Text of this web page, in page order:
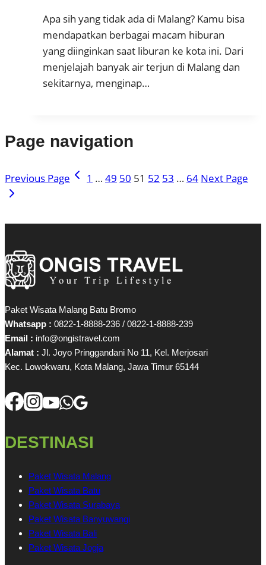
Apa sih yang tidak ada di Malang? Kamu bisa
mendapatkan berbagai macam hiburan
yang diinginkan saat liburan ke kota ini. Dari
menjelajah banyak air terjun di Malang dan
sekitarnya, menginap…
Page navigation
Previous Page 1 … 49 50 51 52 53 … 64 Next Page
Paket Wisata Malang Batu Bromo
Whatsapp : 0822-1-8888-236 / 0822-1-8888-239
Email : info@ongistravel.com
Alamat : Jl. Joyo Pringgandani No 11, Kel. Merjosari
Kec. Lowokwaru, Kota Malang, Jawa Timur 65144
DESTINASI
Paket Wisata Malang
Paket Wisata Batu
Paket Wisata Surabaya
Paket Wisata Banyuwangi
Paket Wisata Bali
Paket Wisata Jogja